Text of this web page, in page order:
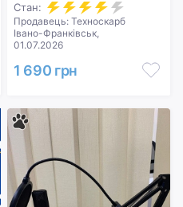
Стан:
Продавець: Техноскарб
Івано-Франківськ,
01.07.2026
1 690 грн